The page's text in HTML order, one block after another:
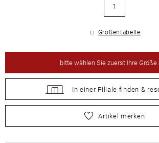
1
Größentabelle
bittewählen Sie zuerst Ihre Größe
In einer Filiale finden &
wählen Sie zuerst Ihre
Artikel merken